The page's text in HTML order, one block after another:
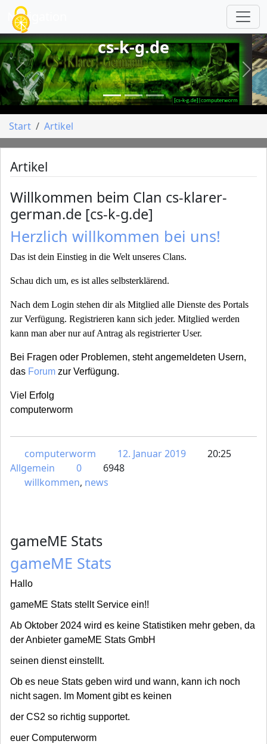
Navigation
vorheriges
cs-k-g.de
Start Artikel
Artikel
Willkommen beim Clan cs-klarer-
german.de [cs-k-g.de]
Herzlich willkommen bei uns!
Das ist dein Einstieg in die Welt unseres Clans.
Schau dich um, es ist alles selbsterklärend.
Nach dem Login stehen dir als Mitglied alle Dienste des Portals
zur Verfügung. Registrieren kann sich jeder. Mitglied werden
kann man aber nur auf Antrag als registrierter User.
Bei Fragen oder Problemen, steht angemeldeten Usern,
das Forum zur Verfügung.
Viel Erfolg
computerworm
computerworm 12. Januar 2019
20:25
Allgemein
0
6948
willkommen, news
gameME Stats
gameME Stats
Hallo
gameME Stats stellt Service ein!!
Ab Oktober 2024 wird es keine Statistiken mehr geben, da
der Anbieter gameME Stats GmbH
seinen dienst einstellt.
Ob es neue Stats geben wird und wann, kann ich noch
nicht sagen. Im Moment gibt es keinen
der CS2 so richtig supportet.
euer Computerworm
Cookie-Einstellungen